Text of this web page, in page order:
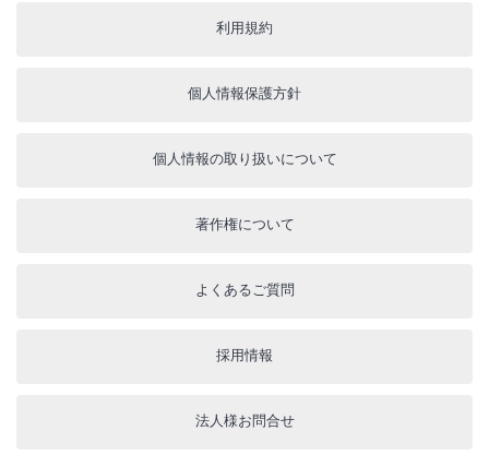
利用規約
個人情報保護方針
個人情報の取り扱いについて
著作権について
よくあるご質問
採用情報
法人様お問合せ